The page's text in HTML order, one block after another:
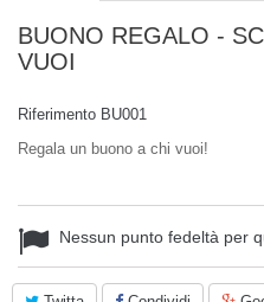
BUONO REGALO -
VUOI
Riferimento BU001
Regala un buono a chi vuoi!
Nessun punto fedeltà per